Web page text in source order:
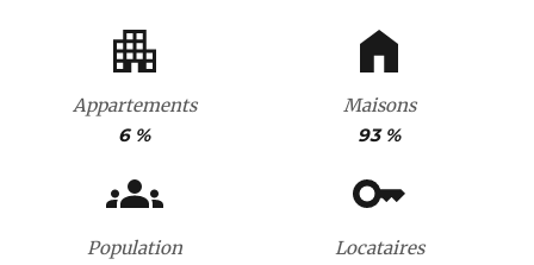
Appartements
6 %
Maisons
93 %
Population
Locataires